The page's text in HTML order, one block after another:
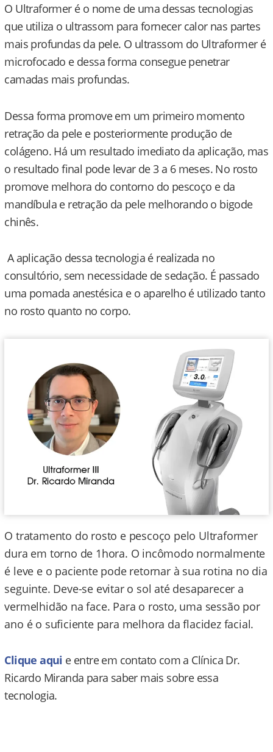
O Ultraformer é o nome de uma dessas tecnologias
que utiliza o ultrassom para fornecer calor nas partes
mais profundas da pele. O ultrassom do Ultraformer é
microfocado e dessa forma consegue penetrar
camadas mais profundas.
Dessa forma promove em um primeiro momento
retração da pele e posteriormente produção de
colágeno. Há um resultado imediato da aplicação, mas
o resultado final pode levar de 3 a 6 meses. No rosto
promove melhora do contorno do pescoço e da
mandíbula e retração da pele melhorando o bigode
chinês.
A aplicação dessa tecnologia é realizada no
consultório, sem necessidade de sedação. É passado
uma pomada anestésica e o aparelho é utilizado tanto
no rosto quanto no corpo.
O tratamento do rosto e pescoço pelo Ultraformer
dura em torno de 1hora. O incômodo normalmente
é leve e o paciente pode retornar à sua rotina no dia
seguinte. Deve-se evitar o sol até desaparecer a
vermelhidão na face. Para o rosto, uma sessão por
ano é o suficiente para melhora da flacidez facial.
Clique aqui e entre em contato com a Clínica Dr.
Ricardo Miranda para saber mais sobre essa
tecnologia.